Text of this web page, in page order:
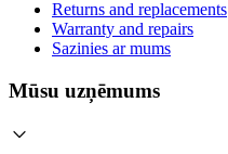
Returns and replacements
Warranty and repairs
Sazinies ar mums
Mūsu uzņēmums